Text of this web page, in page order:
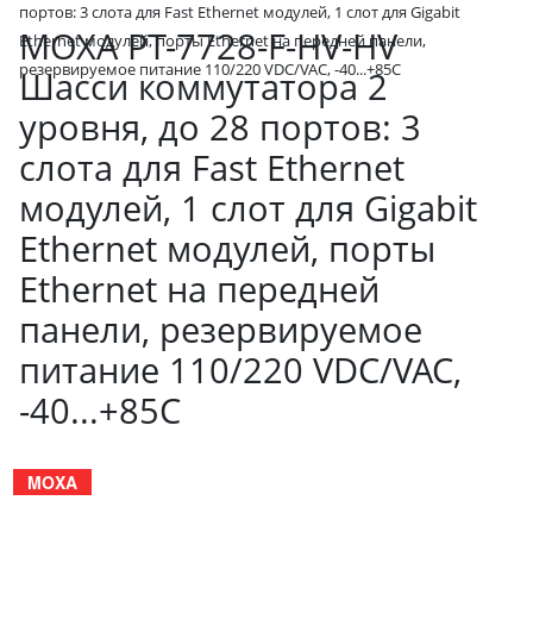
портов: 3 слота для Fast Ethernet модулей, 1 слот для Gigabit
Ethernet модулей, порты Ethernet на передней панели,
резервируемое питание 110/220 VDC/VAC, -40...+85С
MOXA PT-7728-F-HV-HV
Шасси коммутатора 2
уровня, до 28 портов: 3
слота для Fast Ethernet
модулей, 1 слот для Gigabit
Ethernet модулей, порты
Ethernet на передней
панели, резервируемое
питание 110/220 VDC/VAC,
-40...+85С
MOXA